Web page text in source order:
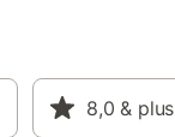
8,0 & plus